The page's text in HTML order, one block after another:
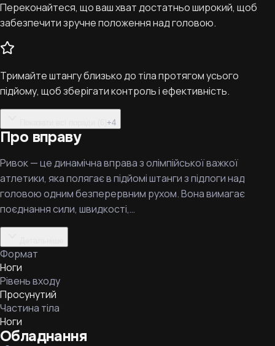
Переконайтеся, що ваш хват достатньо широкий, щоб
забезпечити зручне положення над головою.
Тримайте штангу близько до тіла протягом усього
підйому, щоб зберігати контроль і ефективність.
+4
Про вправу
Ривок — це динамічна вправа з олімпійської важкої
атлетики, яка полягає в підйомі штанги з підлоги над
головою одним безперервним рухом. Вона вимагає
поєднання сили, швидкості,…
Формат
Ноги
Рівень входу
Просунутий
Частина тіла
Ноги
Обладнання